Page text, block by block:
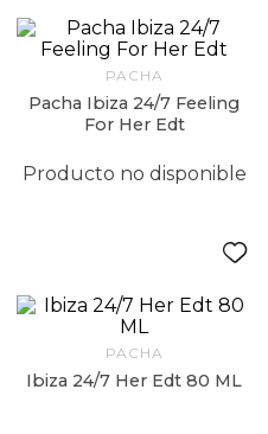
PACHA
Pacha Ibiza 24/7 Feeling
For Her Edt
Producto no disponible
PACHA
Ibiza 24/7 Her Edt 80 ML
9.
hydrate